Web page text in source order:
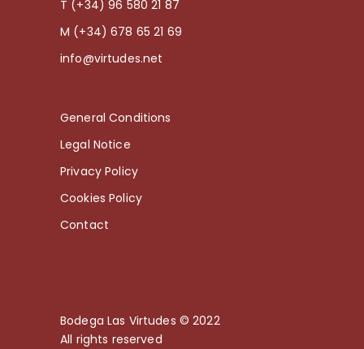
T (+34) 96 580 21 87
M (+34) 678 65 21 69
info@virtudes.net
General Conditions
Legal Notice
Privacy Policy
Cookies Policy
Contact
Bodega Las Virtudes © 2022
All rights reserved